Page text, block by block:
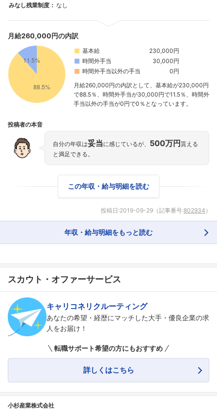
フォローしました
みなし残業制度： なし
月給260,000円の内訳
基本給
230,000円
時間外手当
30,000円
時間外手当以外の手当
0円
月給260,000円の内訳として、基本給が230,000円
で88.5％、時間外手当が30,000円で11.5％、時間外
手当以外の手当が0円で0％となっています。
投稿者の本音
自分の年収は妥当に感じているが、 500万円 貰える
と満足できる。
この年収・給与明細を読む
投稿日:2019-09-29 （記事番号:802934 ）
年収・給与明細をもっと読む
スカウト・オファーサービス
キャリコネリクルーティング
あなたの希望・経歴にマッチした大手・優良企業の求
人をお届け！
転職サポート希望の方にもおすすめ
詳しくはこちら
小杉産業株式会社